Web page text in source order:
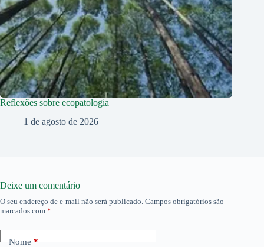
Reflexões sobre ecopatologia
1 de agosto de 2026
Deixe um comentário
O seu endereço de e-mail não será publicado. Campos obrigatórios são
marcados com *
Nome*